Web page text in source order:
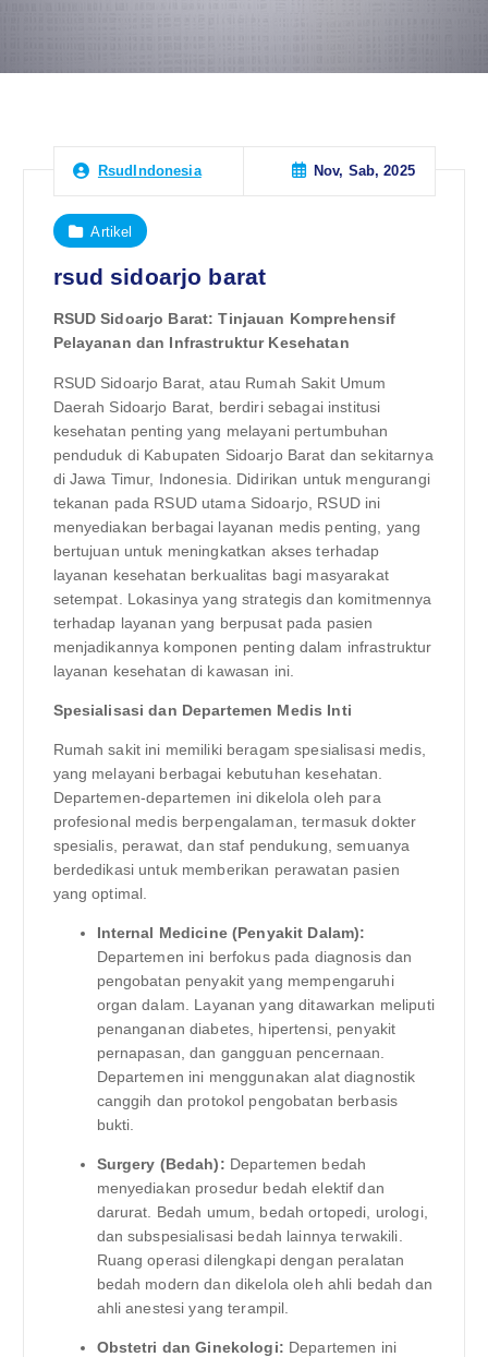
RsudIndonesia Nov, Sab, 2025
Artikel
rsud sidoarjo barat
RSUD Sidoarjo Barat: Tinjauan Komprehensif
Pelayanan dan Infrastruktur Kesehatan
RSUD Sidoarjo Barat, atau Rumah Sakit Umum
Daerah Sidoarjo Barat, berdiri sebagai institusi
kesehatan penting yang melayani pertumbuhan
penduduk di Kabupaten Sidoarjo Barat dan sekitarnya
di Jawa Timur, Indonesia. Didirikan untuk mengurangi
tekanan pada RSUD utama Sidoarjo, RSUD ini
menyediakan berbagai layanan medis penting, yang
bertujuan untuk meningkatkan akses terhadap
layanan kesehatan berkualitas bagi masyarakat
setempat. Lokasinya yang strategis dan komitmennya
terhadap layanan yang berpusat pada pasien
menjadikannya komponen penting dalam infrastruktur
layanan kesehatan di kawasan ini.
Spesialisasi dan Departemen Medis Inti
Rumah sakit ini memiliki beragam spesialisasi medis,
yang melayani berbagai kebutuhan kesehatan.
Departemen-departemen ini dikelola oleh para
profesional medis berpengalaman, termasuk dokter
spesialis, perawat, dan staf pendukung, semuanya
berdedikasi untuk memberikan perawatan pasien
yang optimal.
Internal Medicine (Penyakit Dalam):
Departemen ini berfokus pada diagnosis dan
pengobatan penyakit yang mempengaruhi
organ dalam. Layanan yang ditawarkan meliputi
penanganan diabetes, hipertensi, penyakit
pernapasan, dan gangguan pencernaan.
Departemen ini menggunakan alat diagnostik
canggih dan protokol pengobatan berbasis
bukti.
Surgery (Bedah): Departemen bedah
menyediakan prosedur bedah elektif dan
darurat. Bedah umum, bedah ortopedi, urologi,
dan subspesialisasi bedah lainnya terwakili.
Ruang operasi dilengkapi dengan peralatan
bedah modern dan dikelola oleh ahli bedah dan
ahli anestesi yang terampil.
Obstetri dan Ginekologi: Departemen ini